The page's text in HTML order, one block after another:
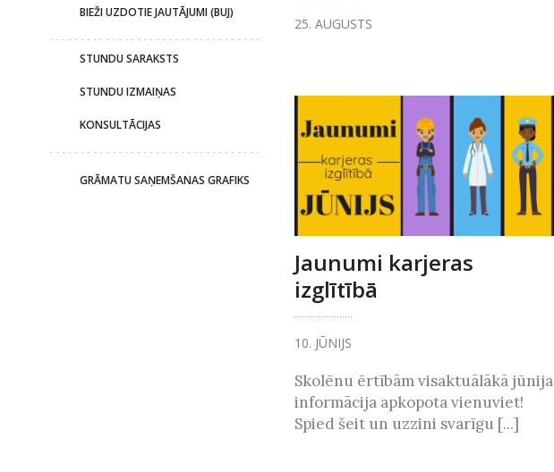
BIEŽI UZDOTIE JAUTĀJUMI (BUJ)
STUNDU SARAKSTS
STUNDU IZMAIŅAS
KONSULTĀCIJAS
GRĀMATU SAŅEMŠANAS GRAFIKS
25. AUGUSTS
Jaunumi karjeras
izglītībā
10. JŪNIJS
Skolēnu ērtībām visaktuālākā jūnija
informācija apkopota vienuviet!
Spied šeit un uzzini svarīgu [...]